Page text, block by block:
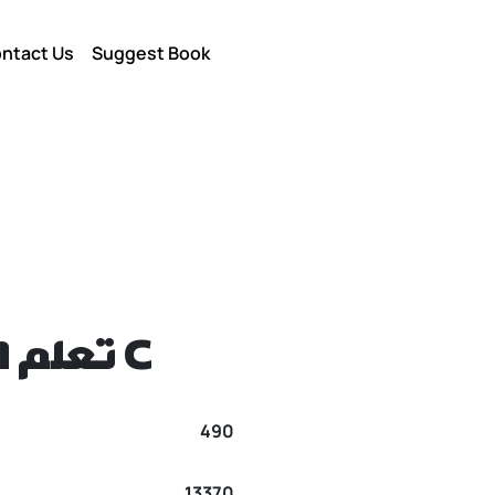
Us Suggest Book
تعلم البرمجة بلغة C
490